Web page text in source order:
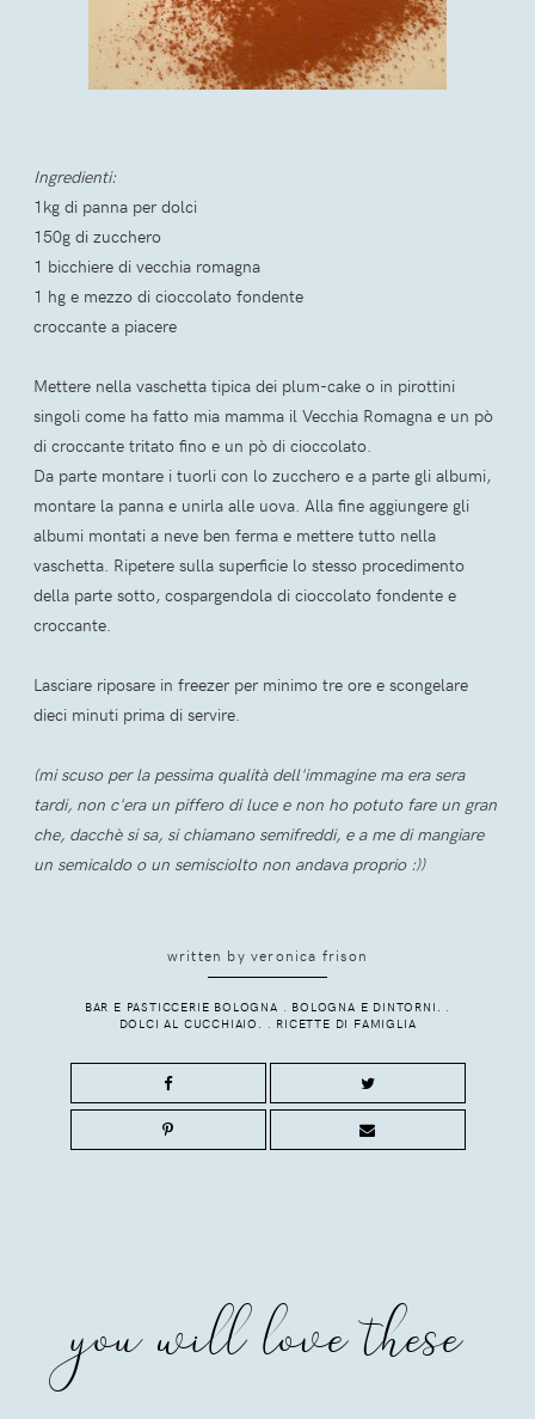
Ingredienti:
1kg di panna per dolci
150g di zucchero
1 bicchiere di vecchia romagna
1 hg e mezzo di cioccolato fondente
croccante a piacere
Mettere nella vaschetta tipica dei plum-cake o in pirottini
singoli come ha fatto mia mamma il Vecchia Romagna e un pò
di croccante tritato fino e un pò di cioccolato.
Da parte montare i tuorli con lo zucchero e a parte gli albumi,
montare la panna e unirla alle uova. Alla fine aggiungere gli
albumi montati a neve ben ferma e mettere tutto nella
vaschetta. Ripetere sulla superficie lo stesso procedimento
della parte sotto, cospargendola di cioccolato fondente e
croccante.
Lasciare riposare in freezer per minimo tre ore e scongelare
dieci minuti prima di servire.
(mi scuso per la pessima qualità dell'immagine ma era sera
tardi, non c'era un piffero di luce e non ho potuto fare un gran
che, dacchè si sa, si chiamano semifreddi, e a me di mangiare
un semicaldo o un semisciolto non andava proprio :))
written byveronica frison
BAR E PASTICCERIE BOLOGNA . BOLOGNA E DINTORNI. .
DOLCI AL CUCCHIAIO. . RICETTE DI FAMIGLIA
you will love these